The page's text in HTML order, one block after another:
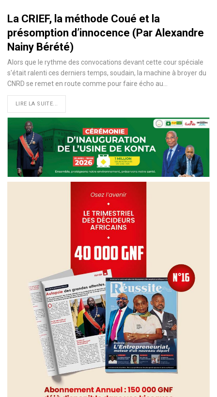
La CRIEF, la méthode Coué et la
présomption d’innocence (Par Alexandre
Nainy Bérété)
Alors que le rythme des convocations devant cette cour spéciale
s'était ralenti ces derniers temps, soudain, la machine à broyer du
CNRD se remet en route comme pour faire écho au…
LIRE LA SUITE...